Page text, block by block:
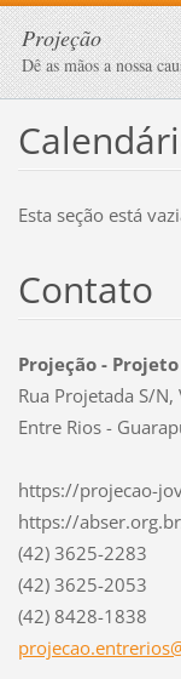
Projeção
Dê as mãos a nossa
Esta seção está
Contato
Projeção -
Rua Projetada S/
Entre Rios -
https://projecao-
https://
(42) 3625-2283
(42) 3625-2053
(42) 8428-1838
projecao.entreri